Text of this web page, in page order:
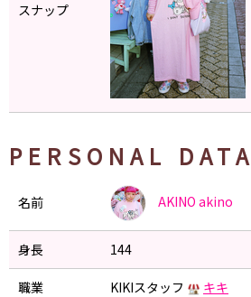
スナップ
PERSONAL DATA
名前 AKINO akino
身長 144
職業 KIKIスタッフ キキ